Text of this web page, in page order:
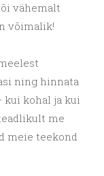
vähemalt
võimalik!
ning hinnata
kui kohal ja kui
me
meie teekond